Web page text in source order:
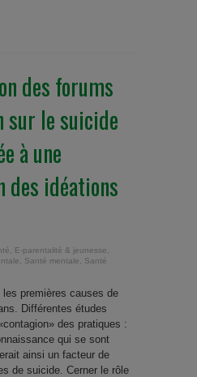
des forums
sur le suicide
à une
des idéations
E-parentalité & jeunesse
Santé mentale
Santé
premières causes de
Différentes études
des pratiques :
qui se sont
ainsi un facteur de
de suicide. Cerner le rôle